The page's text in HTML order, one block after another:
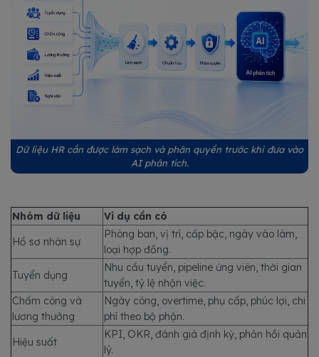
Dữ liệu HR cần được làm sạch và phân quyền trước khi đưa vào
AI phân tích.
Nhóm dữ liệu
Ví dụ cần có
Hồ sơ nhân sự
Phòng ban, vị trí, cấp bậc, ngày vào làm,
loại hợp đồng.
Tuyển dụng
Nhu cầu tuyển, pipeline ứng viên, thời gian
tuyển, tỷ lệ nhận việc.
Chấm công và
lương thưởng
Ngày công, overtime, phụ cấp, phúc lợi, chi
phí theo bộ phận.
Hiệu suất
KPI, OKR, đánh giá định kỳ, phản hồi quản
lý.